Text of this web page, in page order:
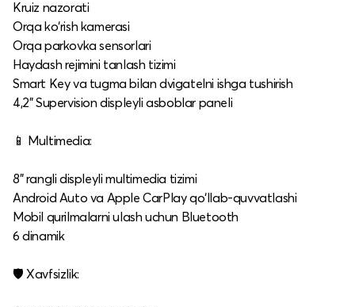
Kruiz nazorati
Orqa ko‘rish kamerasi
Orqa parkovka sensorlari
Haydash rejimini tanlash tizimi
Smart Key va tugma bilan dvigatelni ishga tushirish
4,2" Supervision displeyli asboblar paneli
📱 Multimedia:
8" rangli displeyli multimedia tizimi
Android Auto va Apple CarPlay qo‘llab-quvvatlashi
Mobil qurilmalarni ulash uchun Bluetooth
6 dinamik
🛡️ Xavfsizlik: